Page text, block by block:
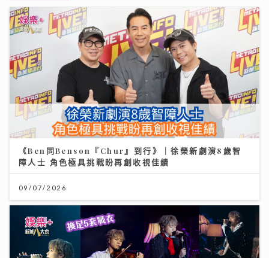
《Ben同Benson『Chur』到行》｜徐榮新劇演8歲智
障人士 角色極具挑戰盼再創收視佳績
09/07/2026